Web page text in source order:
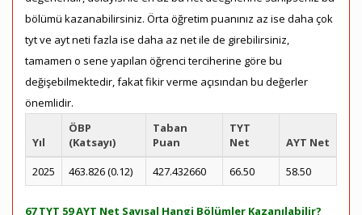
bölümü kazanabilirsiniz. Örta öğretim puanınız az ise daha çok
tyt ve ayt neti fazla ise daha az net ile de girebilirsiniz,
tamamen o sene yapılan öğrenci terciherine göre bu
değişebilmektedir, fakat fikir verme açısından bu değerler
önemlidir.
Yıl
ÖBP
(Katsayı)
Taban
Puan
TYT
Net
AYT Net
2025
463.826 (0.12) 427.432660 66.50 58.50
67 TYT 59 AYT Net Sayısal Hangi Bölümler Kazanılabilir?